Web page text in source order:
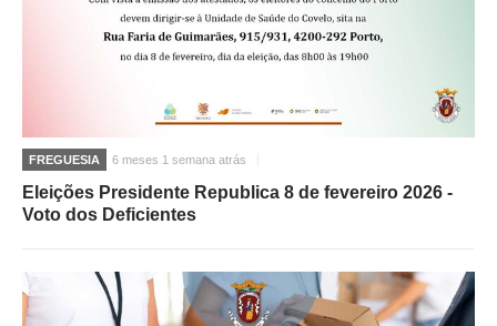
FREGUESIA 6 meses 1 semana atrás
Eleições Presidente Republica 8 de fevereiro 2026 -
Voto dos Deficientes